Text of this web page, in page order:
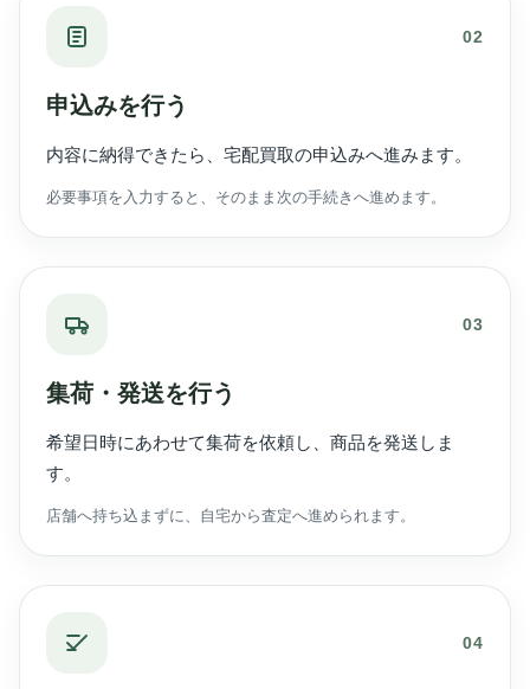
02
申込みを行う
内容に納得できたら、宅配買取の申込みへ進みます。
必要事項を入力すると、そのまま次の手続きへ進めます。
03
集荷・発送を行う
希望日時にあわせて集荷を依頼し、商品を発送しま
す。
店舗へ持ち込まずに、自宅から査定へ進められます。
04